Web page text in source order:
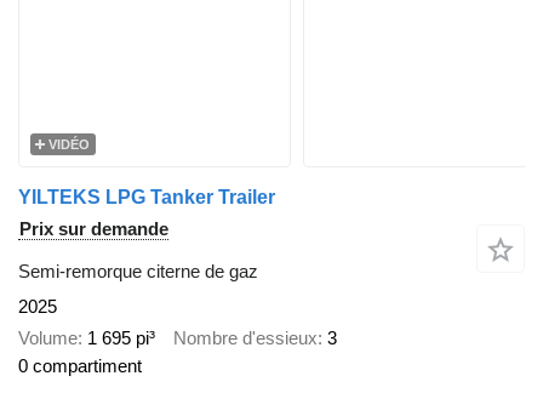
VIDÉO
YILTEKS LPG Tanker Trailer
Prix sur demande
Semi-remorque citerne de gaz
2025
Volume 1 695 pi³ Nombre d'essieux 3
0 compartiment